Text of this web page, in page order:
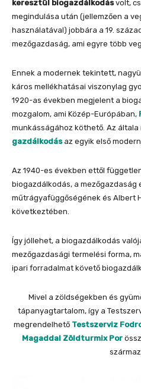
keresztül biogazdálkodásvolt,
megindulása után (jellemzően a
használatával) jobbára a 19.
mezőgazdaság, ami egyre több
Ennek a modernek tekintett,
káros mellékhatásai viszonylag
1920-as években megjelent a
mozgalom, ami Közép-Európában,
munkásságához köthető. Az általa
gazdálkodásaz egyik első
Az 1940-es években ettől
biogazdálkodás, a mezőgazdaság
műtrágyafüggőségének és Albert
következtében.
Így jóllehet, a biogazdálkodás
mezőgazdasági termelési forma,
ipari forradalmat követő
Mivel a zöldségekben és
tápanyagtartalom, így a
megrendelhető Testszerviz
Magaddal Zöldturmix Por